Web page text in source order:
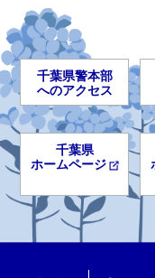
千葉県警本部
へのアクセス
千葉県
ホームページ